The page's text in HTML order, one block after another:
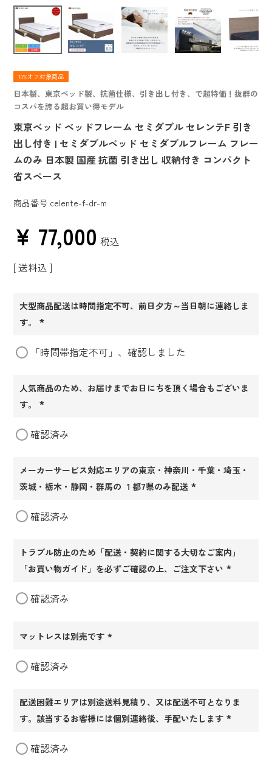
10%オフ対象商品
日本製、東京ベッド製、抗菌仕様、引き出し付き、で超特価！抜群の
コスパを誇る超お買い得モデル
東京ベッド ベッドフレーム セミダブル セレンテF 引き
出し付き | セミダブルベッド セミダブルフレーム フレー
ムのみ 日本製 国産 抗菌 引き出し 収納付き コンパクト
省スペース
商品番号 celente-f-dr-m
¥ 77,000 税込
送料込
大型商品配送は時間指定不可、前日夕方～当日朝に連絡しま
す。
須)
「時間帯指定不可」、確認しました
人気商品のため、お届けまでお日にちを頂く場合もございま
す。
須)
確認済み
メーカーサービス対応エリアの東京・神奈川・千葉・埼玉・
茨城・栃木・静岡・群馬の １都7県のみ配送
確認済み
トラブル防止のため「配送・契約に関する大切なご案内」
「お買い物ガイド」を必ずご確認の上、ご注文下さい
確認済み
マットレスは別売です
確認済み
配送困難エリアは別途送料見積り、又は配送不可となりま
す。該当するお客様には個別連絡後、手配いたします
確認済み